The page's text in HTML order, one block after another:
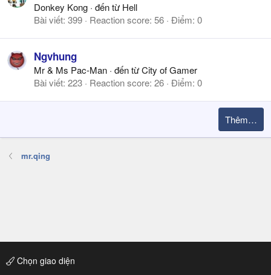
Donkey Kong · đến từ Hell
Bài viết 399 Reaction score 56 Điểm 0
Ngvhung
Mr & Ms Pac-Man · đến từCity of Gamer
Bài viết 223 Reaction score 26 Điểm 0
Thêm…
mr.qing
Chọn giao diện